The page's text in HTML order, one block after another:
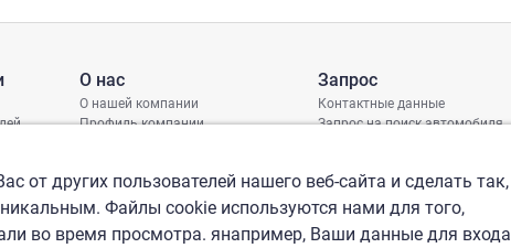
О нас
О нашей компании
Профиль компании
Запрос
Контактные данные
Запрос на поиск автомобиля
от других пользователей нашего веб-сайта и сделать так,
Файлы cookie используются нами для того,
во время просмотра. янапример, Ваши данные для входа